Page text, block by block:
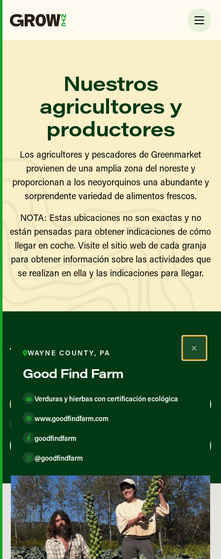
Nuestros
agricultores y
productores
Los agricultores y pescadores de Greenmarket
provienen de una amplia zona del noreste y
proporcionan a los neoyorquinos una abundante y
sorprendente variedad de alimentos frescos.
NOTA: Estas ubicaciones no son exactas y no
están pensadas para obtener indicaciones de cómo
llegar en coche. Visite el sitio web de cada granja
para obtener información sobre las actividades que
se realizan en ella y las indicaciones para llegar.
Todos los agricultores y
productores
Map View List View
WAYNE COUNTY, PA
Good Find Farm
Verduras y hierbas con certificación ecológica
www.goodfindfarm.com
goodfindfarm
@goodfindfarm